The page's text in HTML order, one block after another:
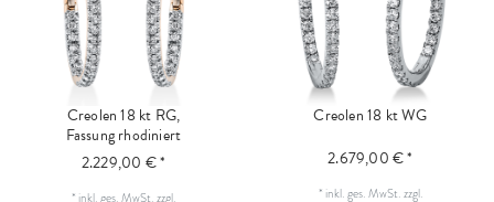
Creolen 18 kt RG,
Fassung rhodiniert
2.229,00 € *
* inkl. ges. MwSt.zzgl.
Creolen 18 kt WG
2.679,00 € *
* inkl. ges. MwSt.zzgl.